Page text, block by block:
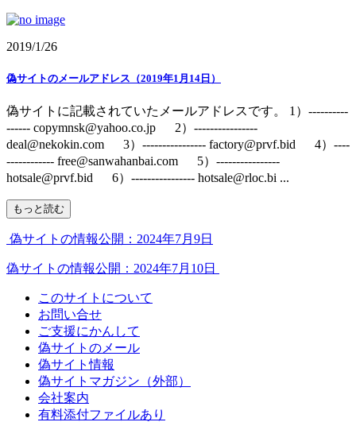
2019/1/26
偽サイトのメールアドレス（2019年1月14日）
偽サイトに記載されていたメールアドレスです。 1）----------
------ copymnsk@yahoo.co.jp 2）----------------
deal@nekokin.com 3）---------------- factory@prvf.bid 4）----
------------ free@sanwahanbai.com 5）----------------
hotsale@prvf.bid 6）---------------- hotsale@rloc.bi ...
もっと読む
偽サイトの情報公開：2024年7月9日
偽サイトの情報公開：2024年7月10日
このサイトについて
お問い合せ
ご支援にかんして
偽サイトのメール
偽サイト情報
偽サイトマガジン（外部）
会社案内
有料添付ファイルあり